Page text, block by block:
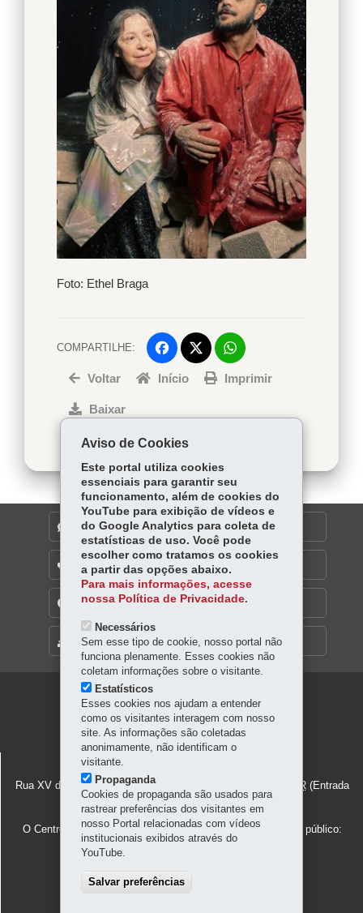
Ethel
Foto: Ethel Braga
COMPARTILHE: Facebook
Twitter
Voltar Início Imprimir
Baixar
MAPA DO SITE
DENUNCIE CORRUPÇÃO
OUVIDORIA
TRANSPARÊNCIA INSTITUCIONAL
Navegação
principal
CENTRO CULTURAL TEATRO GUAÍRA
Rua XV de Novembro 971 - Centro PR (Entrada
administrativa)
MAPA
O Centro Cultural Teatro Guaíra possui três entradas para o público:
Conselheiro Laurindo, 175 (Guairão e bilheteria)
XV de Novembro, 971 (Guairinha e administração)
Amintas de Barros, 70 (Miniauditório e portaria)
Aviso de Cookies
Este portal utiliza cookies
essenciais para garantir seu
funcionamento, além de cookies do
YouTube para exibição de vídeos e
do Google Analytics para coleta de
estatísticas de uso. Você pode
escolher como tratamos os cookies
a partir das opções abaixo.
Para mais informações, acesse
nossa Política de Privacidade.
Necessários
Sem esse tipo de cookie, nosso portal não
funciona plenamente. Esses cookies não
coletam informações sobre o visitante.
Estatísticos
Esses cookies nos ajudam a entender
como os visitantes interagem com nosso
site. As informações são coletadas
anonimamente, não identificam o
visitante.
Propaganda
Cookies de propaganda são usados para
rastrear preferências dos visitantes em
nosso Portal relacionadas com vídeos
institucionais exibidos através do
YouTube.
Salvar preferências